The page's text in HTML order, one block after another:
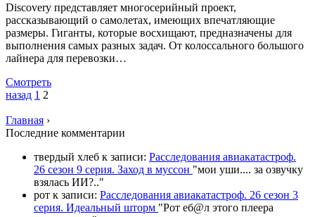
Discovery представляет многосерийный проект,
рассказывающий о самолетах, имеющих впечатляющие
размеры. Гиганты, которые восхищают, предназначены для
выполнения самых разных задач. От колоссального большого
лайнера для перевозки…
Смотреть
назад 1 2
Главная ›
Последние комментарии
твердый хлеб к записи: Расследования авиакатастроф.
26 сезон 9 серия. Заход в муссон "мои уши.... за озвучку
взялась ИИ?.."
рот к записи: Расследования авиакатастроф. 26 сезон 3
серия. Идеальный шторм "Рот еб@л этого плеера